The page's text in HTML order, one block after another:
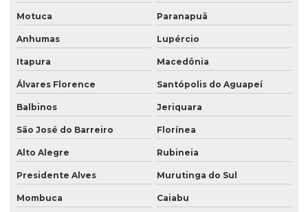
Motuca Paranapuã
Anhumas Lupércio
Itapura Macedônia
Álvares Florence Santópolis do Aguapeí
Balbinos Jeriquara
São José do Barreiro Florínea
Alto Alegre Rubineia
Presidente Alves Murutinga do Sul
Mombuca Caiabu